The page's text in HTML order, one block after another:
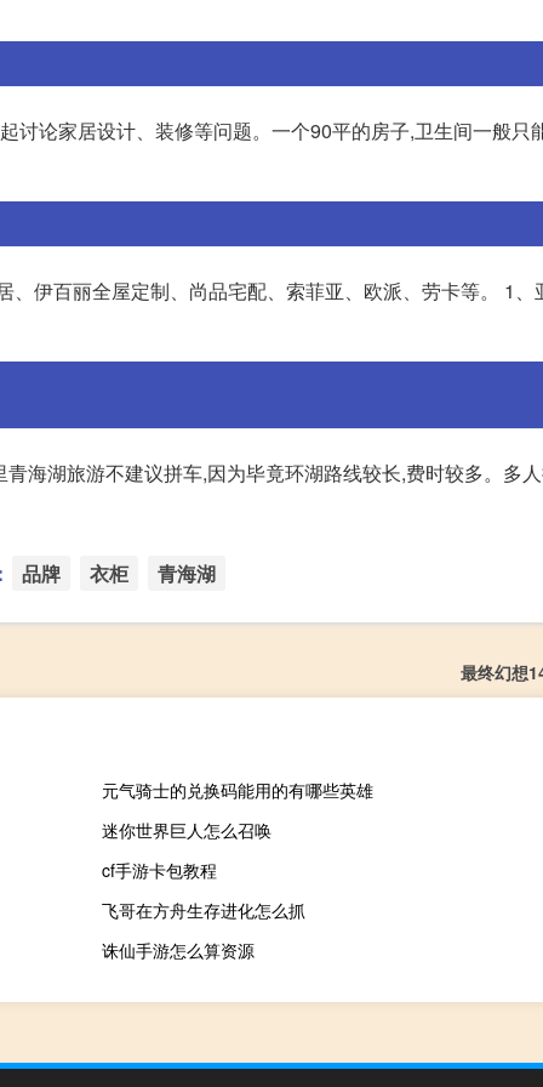
讨论家居设计、装修等问题。一个90平的房子,卫生间一般只
伊百丽全屋定制、尚品宅配、索菲亚、欧派、劳卡等。 1、
海湖旅游不建议拼车,因为毕竟环湖路线较长,费时较多。多
品牌 衣柜 青海湖
最终幻想
元气骑士的兑换码能用的有哪些英雄
迷你世界巨人怎么召唤
cf手游卡包教程
飞哥在方舟生存进化怎么抓
诛仙手游怎么算资源